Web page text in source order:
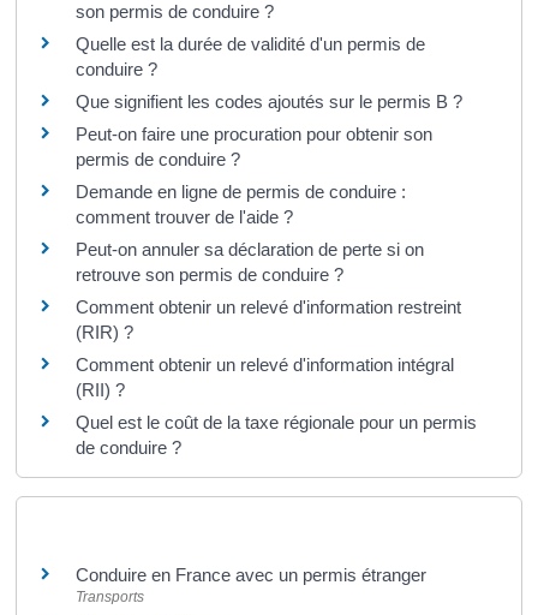
son permis de conduire ?
Quelle est la durée de validité d'un permis de
conduire ?
Que signifient les codes ajoutés sur le permis B ?
Peut-on faire une procuration pour obtenir son
permis de conduire ?
Demande en ligne de permis de conduire :
comment trouver de l'aide ?
Peut-on annuler sa déclaration de perte si on
retrouve son permis de conduire ?
Comment obtenir un relevé d'information restreint
(RIR) ?
Comment obtenir un relevé d'information intégral
(RII) ?
Quel est le coût de la taxe régionale pour un permis
de conduire ?
Conduire en France avec un permis étranger
Transports